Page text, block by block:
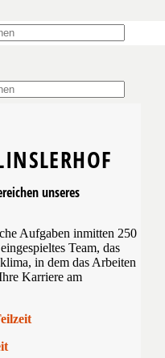
unseres
Aufgaben inmitten 250
Team, das
in dem das Arbeiten
Karriere am